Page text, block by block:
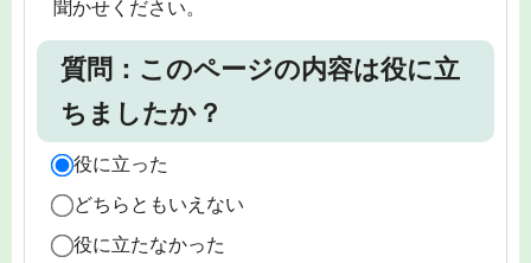
聞かせください。
質問：このページの内容は役に立
ちましたか？
役に立った
どちらともいえない
役に立たなかった